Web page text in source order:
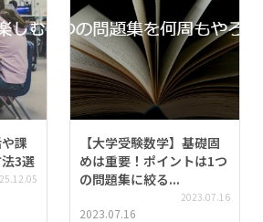
課
3選
【大学受験数学】基礎固
めは重要！ポイントは1つ
の問題集に絞る...
2023.07.16
2023.07.16